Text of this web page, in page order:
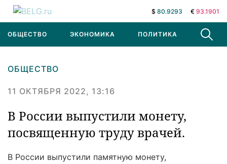
$ 80.9293 € 93.1901
ОБЩЕСТВО ЭКОНОМИКА ПОЛИТИКА В МИРЕ
ОБЩЕСТВО
11 ОКТЯБРЯ 2022, 13:16
В России выпустили монету,
посвященную труду врачей.
В России выпустили памятную монету,